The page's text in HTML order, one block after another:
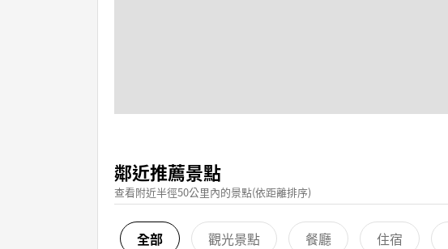
鄰近推薦景點
查看附近半徑50公里內的景點(依距離排序)
全部 觀光景點 餐廳 住宿